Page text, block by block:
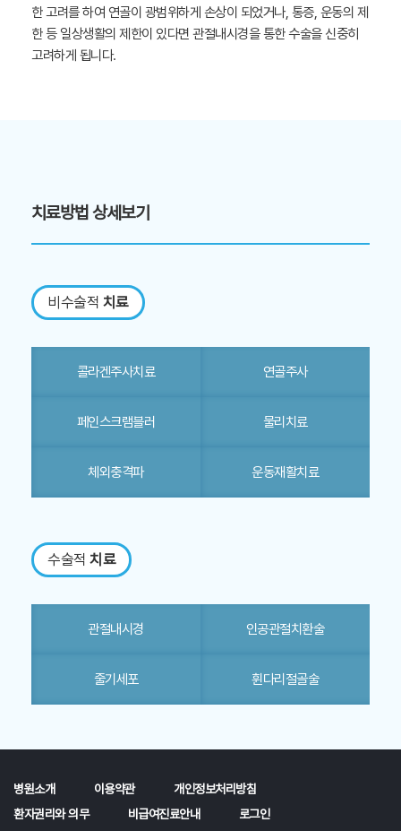
한 고려를 하여 연골이 광범위하게 손상이 되었거나, 통증, 운동의 제
한 등 일상생활의 제한이 있다면 관절내시경을 통한 수술을 신중히
고려하게 됩니다.
치료방법 상세보기
비수술적 치료
콜라겐주사치료 연골주사
페인스크램블러 물리치료
체외충격파 운동재활치료
수술적 치료
관절내시경 인공관절치환술
줄기세포 휜다리절골술
병원소개 이용약관
개인정보처리방침
환자권리와 의무
비급여진료안내 로그인